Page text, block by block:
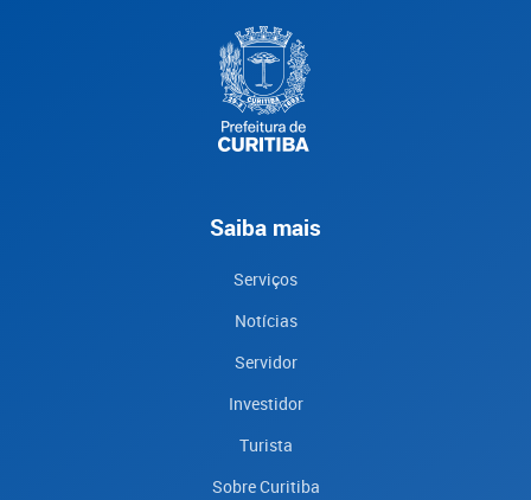
Saiba mais
Serviços
Notícias
Servidor
Investidor
Turista
Sobre Curitiba